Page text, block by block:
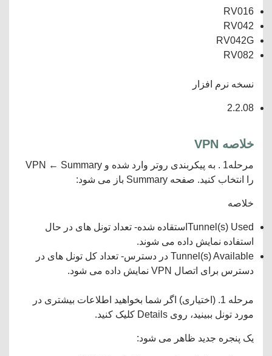
RV016
RV042
RV042G
RV082
نسخه نرم افزار
2.2.08
خلاصه VPN
مرحله1 . به پیکربندی روتر وارد شده و VPN ← Summary
را انتخاب کنید. صفحه Summary باز می شود:
خلاصه
Tunnel(s) Usedاستقاده شده- تعداد تونل های در حال
استفاده نمایش داده می شوند.
Tunnel(s) Available در دسترس- تعداد کل تونل های در
دسترس برای اتصال VPN نمایش داده می شود.
مرحله 1. (اختیاری) اگر شما بخواهید اطلاعات بیشتری در
مورد تونل ببینید، روی Details کلیک کنید.
یک پنجره جدید ظاهر می شود: